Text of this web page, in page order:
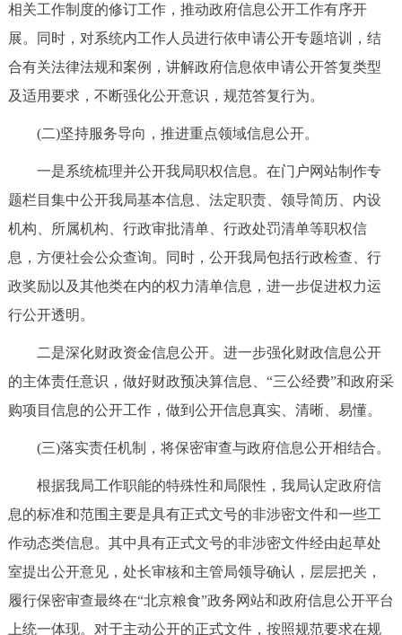
ESPAÑOL العربية PORTUGUÊS
ITALIANO
相关工作制度的修订工作，推动政府信息公开工作有序开
展。同时，对系统内工作人员进行依申请公开专题培训，结
合有关法律法规和案例，讲解政府信息依申请公开答复类型
及适用要求，不断强化公开意识，规范答复行为。
(二)坚持服务导向，推进重点领域信息公开。
一是系统梳理并公开我局职权信息。在门户网站制作专
题栏目集中公开我局基本信息、法定职责、领导简历、内设
机构、所属机构、行政审批清单、行政处罚清单等职权信
息，方便社会公众查询。同时，公开我局包括行政检查、行
政奖励以及其他类在内的权力清单信息，进一步促进权力运
行公开透明。
二是深化财政资金信息公开。进一步强化财政信息公开
的主体责任意识，做好财政预决算信息、“三公经费”和政府采
购项目信息的公开工作，做到公开信息真实、清晰、易懂。
(三)落实责任机制，将保密审查与政府信息公开相结合。
根据我局工作职能的特殊性和局限性，我局认定政府信
息的标准和范围主要是具有正式文号的非涉密文件和一些工
作动态类信息。其中具有正式文号的非涉密文件经由起草处
室提出公开意见，处长审核和主管局领导确认，层层把关，
履行保密审查最终在“北京粮食”政务网站和政府信息公开平台
上统一体现。对于主动公开的正式文件，按照规范要求在规